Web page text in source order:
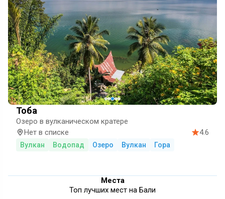
Тоба
Озеро в вулканическом кратере
Нет в списке
4.6
Вулкан Водопад Озеро Вулкан Гора
Места
Топ лучших мест на Бали